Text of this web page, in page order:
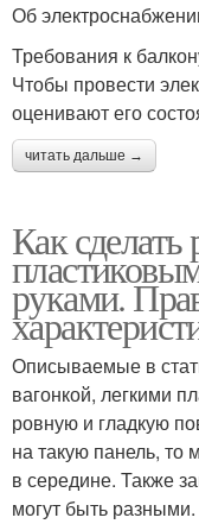
Об
Требования к
Чтобы провести
оценивают его
читать дальше →
Как сделать
руками.
Описываемые в
вагонкой, легкими
ровную и гладкую
на такую панель, то
в середине. Также
могут быть разными.